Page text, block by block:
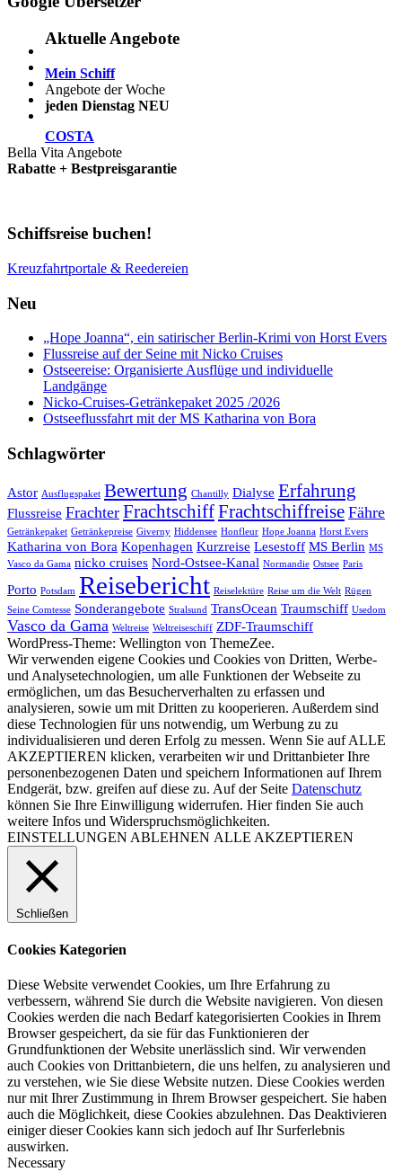
Aktuelle Angebote
Mein Schiff
Angebote der Woche
jeden Dienstag NEU
COSTA
Bella Vita Angebote
Rabatte + Bestpreisgarantie
Schiffsreise buchen!
Kreuzfahrtportale & Reedereien
Neu
„Hope Joanna“, ein satirischer Berlin-Krimi von Horst Evers
Flussreise auf der Seine mit Nicko Cruises
Ostseereise: Organisierte Ausflüge und individuelle
Landgänge
Nicko-Cruises-Getränkepaket 2025 /2026
Ostseeflussfahrt mit der MS Katharina von Bora
Schlagwörter
Astor Ausflugspaket Bewertung Chantilly Dialyse Erfahrung
Flussreise Frachter FrachtschiffFrachtschiffreise Fähre
Getränkepaket Getränkepreise Giverny Hiddensee Honfleur Hope Joanna Horst Evers
Katharina von Bora Kopenhagen Kurzreise Lesestoff MS Berlin MS
Vasco da Gama nicko cruises Nord-Ostsee-Kanal Normandie Ostsee Paris
Porto Potsdam Reisebericht Reiselektüre Reise um die Welt Rügen
Seine Comtesse Sonderangebote Stralsund TransOcean Traumschiff Usedom
Vasco da Gama Weltreise Weltreiseschiff ZDF-Traumschiff
WordPress-Theme: Wellington von ThemeZee.
Wir verwenden eigene Cookies und Cookies von Dritten, Werbe-
und Analysetechnologien, um alle Funktionen der Webseite zu
ermöglichen, um das Besucherverhalten zu erfassen und
analysieren, sowie um mit Dritten zu kooperieren. Außerdem sind
diese Technologien für uns notwendig, um Werbung zu zu
individualisieren und deren Erfolg zu messen. Wenn Sie auf ALLE
AKZEPTIEREN klicken, verarbeiten wir und Drittanbieter Ihre
personenbezogenen Daten und speichern Informationen auf Ihrem
Endgerät, bzw. greifen auf diese zu. Auf der Seite Datenschutz
können Sie Ihre Einwilligung widerrufen. Hier finden Sie auch
weitere Infos und Widerspruchsmöglichkeiten.
EINSTELLUNGEN ABLEHNEN ALLE AKZEPTIEREN
Schließen
Cookies Kategorien
Diese Website verwendet Cookies, um Ihre Erfahrung zu
verbessern, während Sie durch die Website navigieren. Von diesen
Cookies werden die nach Bedarf kategorisierten Cookies in Ihrem
Browser gespeichert, da sie für das Funktionieren der
Grundfunktionen der Website unerlässlich sind. Wir verwenden
auch Cookies von Drittanbietern, die uns helfen, zu analysieren und
zu verstehen, wie Sie diese Website nutzen. Diese Cookies werden
nur mit Ihrer Zustimmung in Ihrem Browser gespeichert. Sie haben
auch die Möglichkeit, diese Cookies abzulehnen. Das Deaktivieren
einiger dieser Cookies kann sich jedoch auf Ihr Surferlebnis
auswirken.
Necessary